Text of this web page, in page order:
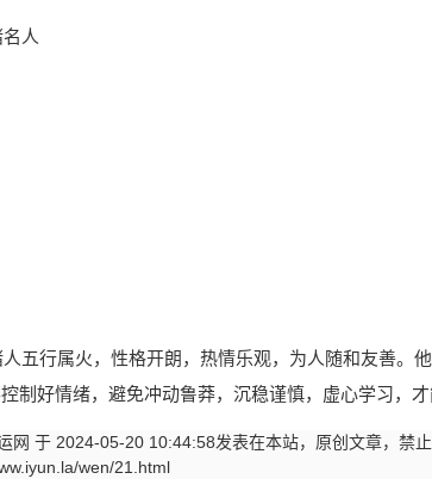
人
五行属火，性格开朗，热情乐观，为人随和友善。
制好情绪，避免冲动鲁莽，沉稳谨慎，虚心学习，
网 于 2024-05-20 10:44:58发表在本站，原创文章，禁
wen/21.html